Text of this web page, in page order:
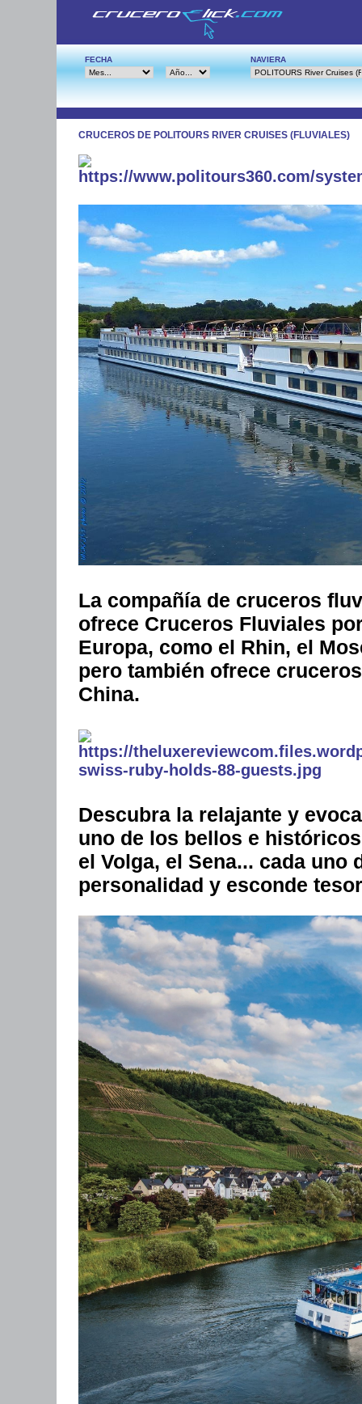
FECHA NAVIERA
CRUCEROS DE POLITOURS RIVER CRUISES (FLUVIALES)
La compañía de cruceros
ofrece Cruceros Fluviales
Europa, como el Rhin, el
pero también ofrece
China.
Descubra la relajante y
uno de los bellos e
el Volga, el Sena... cada uno
personalidad y esconde